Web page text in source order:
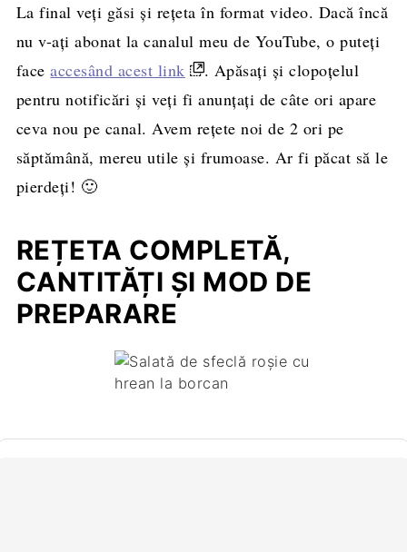
La final veți găsi și rețeta în format video. Dacă încă
nu v-ați abonat la canalul meu de YouTube, o puteți
faceaccesând acest link
. Apăsați și clopoțelul
pentru notificări și veți fi anunțați de câte ori apare
ceva nou pe canal. Avem rețete noi de 2 ori pe
săptămână, mereu utile și frumoase. Ar fi păcat să le
pierdeți! 🙂
REȚETA COMPLETĂ,
CANTITĂȚI ȘI MOD DE
PREPARARE